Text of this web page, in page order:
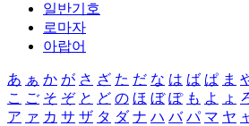
일반기호
로마자
아랍어
あ ぁ か が さ ざ た だ な は ば ぱ ま
こ ご そ ぞ と ど の ほ ぼ ぽ も よ ょ
ア ァ カ サ ザ タ ダ ナ ハ バ パ マ ヤ